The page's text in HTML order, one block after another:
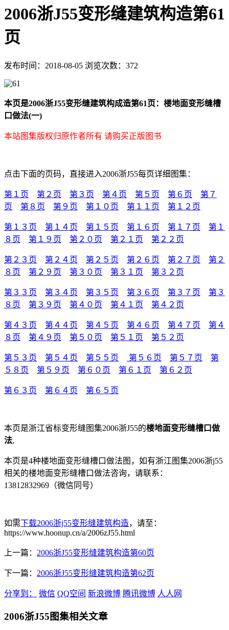
2006浙J55变形缝建筑构造第61
页
发布时间：2018-08-05 浏览次数：372
本页是2006浙J55变形缝建筑构成造第61页：楼地面变形缝槽
口做法(一)
本站图集版权归原作者所有 请购买正版图书
点击下面的页码，直接进入2006浙J55每页详细图集：
第１页 第２页 第３页 第４页 第５页 第６页
第７
页
第８页 第９页 第１０页 第１１页 第１２页
第１３页 第１４页 第１５页 第１６页 第１７页
第１
８页
第１９页 第２０页 第２１页 第２２页
第２３页 第２４页 第２５页 第２６页 第２７页
第２
８页
第２９页 第３０页 第３１页 第３２页
第３３页 第３４页 第３５页 第３６页 第３７页
第３
８页
第３９页 第４０页 第４１页 第４２页
第４３页 第４４页 第４５页 第４６页 第４７页
第４
８页
第４９页 第５０页 第５１页 第５２页
第５３页 第５４页 第５５页 第５６页 第５７页
第
５８页
第５９页 第６０页 第６１页 第６２页
第６３页 第６４页 第６５页
本页是浙江省标变形缝图集2006浙J55的楼地面变形缝槽口做
法,
本页是4种楼地面变形缝槽口做法图，如有浙江图集2006浙j55
相关的楼地面变形缝槽口做法咨询，请联系：
13812832969（微信同号）
如需下载2006浙j55变形缝建筑构造，请至：
https://www.hoonup.cn/a/2006zJ55.html
上一篇： 2006浙J55变形缝建筑构造第60页
下一篇： 2006浙J55变形缝建筑构造第62页
分享到： 微信 QQ空间 新浪微博 腾讯微博 人人网
2006浙J55图集相关文章